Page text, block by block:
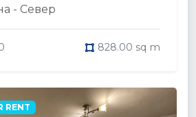
- Север
828.00 sq m
RENT